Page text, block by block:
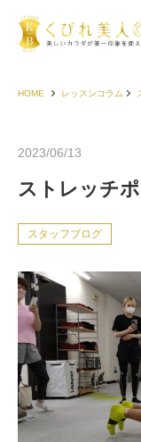
HOME レッスンコラム
2023/06/13
ストレッチ
スタッフブログ